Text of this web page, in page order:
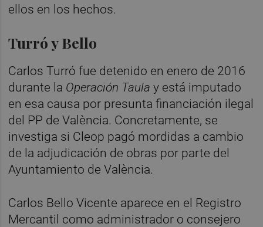
ellos en los hechos.
Turró y Bello
Carlos Turró fue detenido en enero de 2016
durante la Operación Taula y está imputado
en esa causa por presunta financiación ilegal
del PP de València. Concretamente, se
investiga si Cleop pagó mordidas a cambio
de la adjudicación de obras por parte del
Ayuntamiento de València.
Carlos Bello Vicente aparece en el Registro
Mercantil como administrador o consejero